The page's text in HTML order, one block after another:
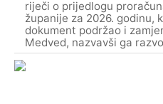
riječi o prijedlogu
županije za 2026. godinu,
dokument podržao i
Medved, nazvavši ga